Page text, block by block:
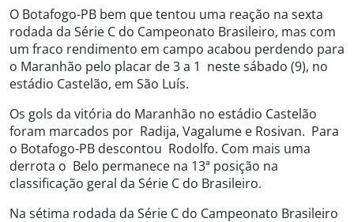
O Botafogo-PB bem que tentou uma reação na sexta
rodada da Série C do Campeonato Brasileiro, mas com
um fraco rendimento em campo acabou perdendo para
o Maranhão pelo placar de 3 a 1 neste sábado (9), no
estádio Castelão, em São Luís.
Os gols da vitória do Maranhão no estádio Castelão
foram marcados por Radija, Vagalume e Rosivan. Para
o Botafogo-PB descontou Rodolfo. Com mais uma
derrota o Belo permanece na 13ª posição na
classificação geral da Série C do Brasileiro.
Na sétima rodada da Série C do Campeonato Brasileiro